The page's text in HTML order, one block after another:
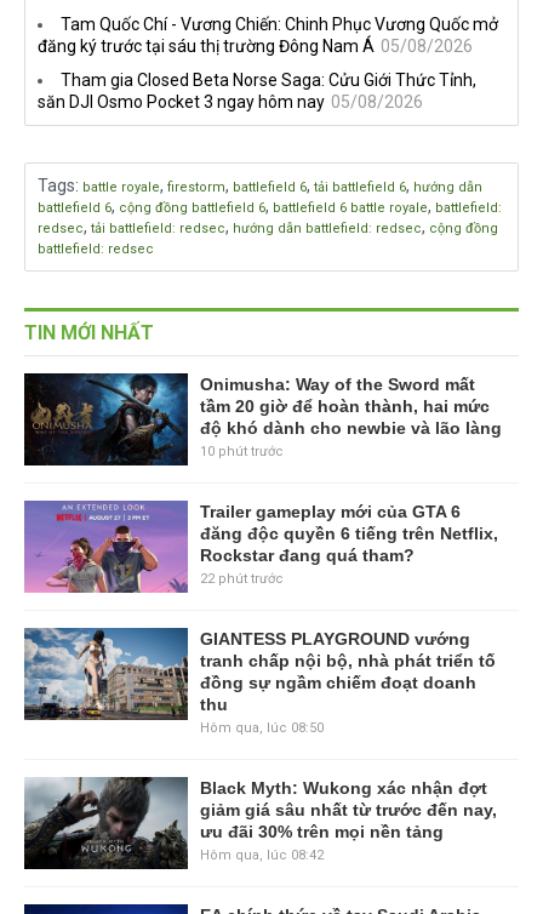
Tam Quốc Chí - Vương Chiến: Chinh Phục Vương Quốc mở
đăng ký trước tại sáu thị trường Đông Nam Á 05/08/2026
Tham gia Closed Beta Norse Saga: Cửu Giới Thức Tỉnh,
săn DJI Osmo Pocket 3 ngay hôm nay 05/08/2026
Tags: battle royale, firestorm, battlefield 6, tải battlefield 6, hướng dẫn
battlefield 6, cộng đồng battlefield 6, battlefield 6 battle royale, battlefield:
redsec, tải battlefield: redsec, hướng dẫn battlefield: redsec, cộng đồng
battlefield: redsec
TIN MỚI NHẤT
Onimusha: Way of the Sword mất
tầm 20 giờ để hoàn thành, hai mức
độ khó dành cho newbie và lão làng
10 phút trước
Trailer gameplay mới của GTA 6
đăng độc quyền 6 tiếng trên Netflix,
Rockstar đang quá tham?
22 phút trước
GIANTESS PLAYGROUND vướng
tranh chấp nội bộ, nhà phát triển tố
đồng sự ngầm chiếm đoạt doanh
thu
Hôm qua, lúc 08:50
Black Myth: Wukong xác nhận đợt
giảm giá sâu nhất từ trước đến nay,
ưu đãi 30% trên mọi nền tảng
Hôm qua, lúc 08:42